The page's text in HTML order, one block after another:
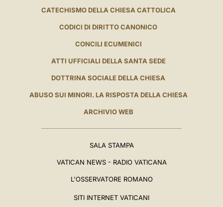
CATECHISMO DELLA CHIESA CATTOLICA
CODICI DI DIRITTO CANONICO
CONCILI ECUMENICI
ATTI UFFICIALI DELLA SANTA SEDE
DOTTRINA SOCIALE DELLA CHIESA
ABUSO SUI MINORI. LA RISPOSTA DELLA CHIESA
ARCHIVIO WEB
SALA STAMPA
VATICAN NEWS - RADIO VATICANA
L'OSSERVATORE ROMANO
SITI INTERNET VATICANI